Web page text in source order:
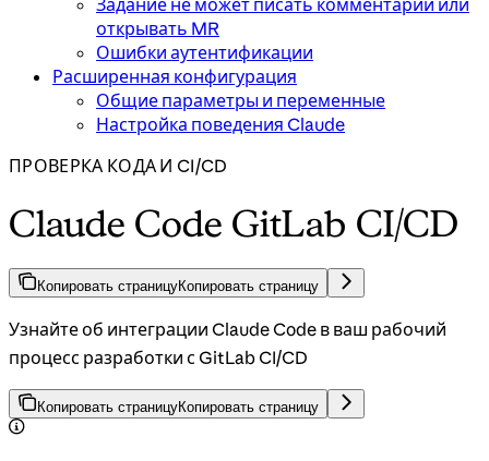
Задание не может писать комментарии или
открывать MR
Ошибки аутентификации
Расширенная конфигурация
Общие параметры и переменные
Настройка поведения Claude
ПРОВЕРКА КОДА И CI/CD
Claude Code GitLab CI/CD
Копировать страницуКопировать страницу
Узнайте об интеграции Claude Code в ваш рабочий
процесс разработки с GitLab CI/CD
Копировать страницуКопировать страницу